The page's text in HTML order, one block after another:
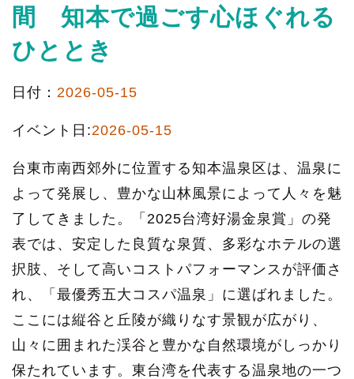
間 知本で過ごす心ほぐれる
ひととき
日付： 2026-05-15
イベント日:2026-05-15
台東市南西郊外に位置する知本温泉区は、温泉に
よって発展し、豊かな山林風景によって人々を魅
了してきました。「2025台湾好湯金泉賞」の発
表では、安定した良質な泉質、多彩なホテルの選
択肢、そして高いコストパフォーマンスが評価さ
れ、「最優秀五大コスパ温泉」に選ばれました。
ここには縦谷と丘陵が織りなす景観が広がり、
山々に囲まれた渓谷と豊かな自然環境がしっかり
保たれています。東台湾を代表する温泉地の一つ